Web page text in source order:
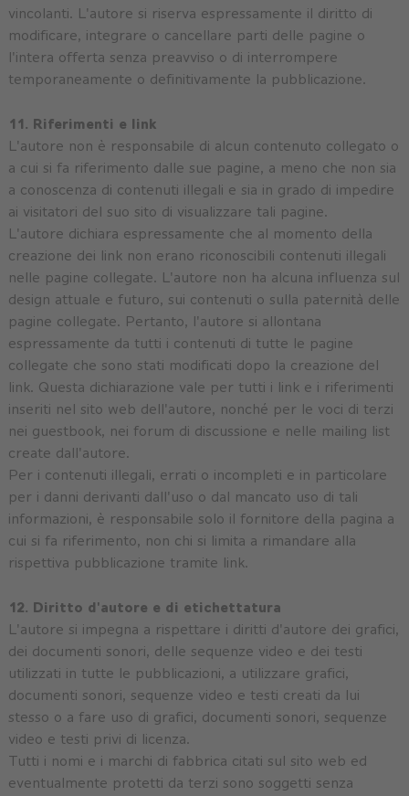
vincolanti. L'autore si riserva espressamente il diritto di
modificare, integrare o cancellare parti delle pagine o
l'intera offerta senza preavviso o di interrompere
temporaneamente o definitivamente la pubblicazione.
11. Riferimenti e link
L'autore non è responsabile di alcun contenuto collegato o
a cui si fa riferimento dalle sue pagine, a meno che non sia
a conoscenza di contenuti illegali e sia in grado di impedire
ai visitatori del suo sito di visualizzare tali pagine.
L'autore dichiara espressamente che al momento della
creazione dei link non erano riconoscibili contenuti illegali
nelle pagine collegate. L'autore non ha alcuna influenza sul
design attuale e futuro, sui contenuti o sulla paternità delle
pagine collegate. Pertanto, l'autore si allontana
espressamente da tutti i contenuti di tutte le pagine
collegate che sono stati modificati dopo la creazione del
link. Questa dichiarazione vale per tutti i link e i riferimenti
inseriti nel sito web dell'autore, nonché per le voci di terzi
nei guestbook, nei forum di discussione e nelle mailing list
create dall'autore.
Per i contenuti illegali, errati o incompleti e in particolare
per i danni derivanti dall'uso o dal mancato uso di tali
informazioni, è responsabile solo il fornitore della pagina a
cui si fa riferimento, non chi si limita a rimandare alla
rispettiva pubblicazione tramite link.
12. Diritto d'autore e di etichettatura
L'autore si impegna a rispettare i diritti d'autore dei grafici,
dei documenti sonori, delle sequenze video e dei testi
utilizzati in tutte le pubblicazioni, a utilizzare grafici,
documenti sonori, sequenze video e testi creati da lui
stesso o a fare uso di grafici, documenti sonori, sequenze
video e testi privi di licenza.
Tutti i nomi e i marchi di fabbrica citati sul sito web ed
eventualmente protetti da terzi sono soggetti senza